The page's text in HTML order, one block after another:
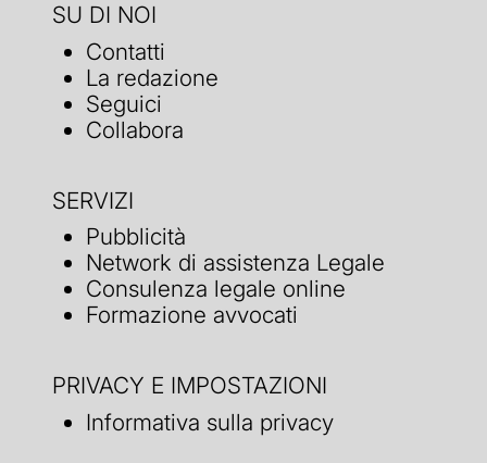
SU DI NOI
Contatti
La redazione
Seguici
Collabora
SERVIZI
Pubblicità
Network di assistenza Legale
Consulenza legale online
Formazione avvocati
PRIVACY E IMPOSTAZIONI
Informativa sulla privacy